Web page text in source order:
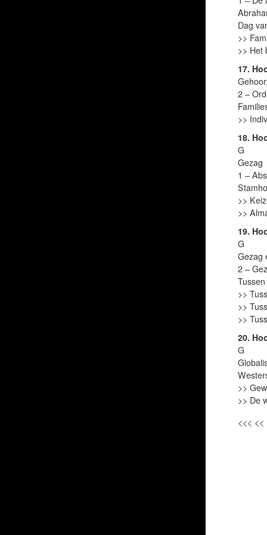
Dag
>>
>> Het
17.
2 –
>>
18.
G
Gezag
1 –
>>
>>
19.
G
Gezag
2 –
>>
>>
>>
20.
G
>>
>> De
<<< <<